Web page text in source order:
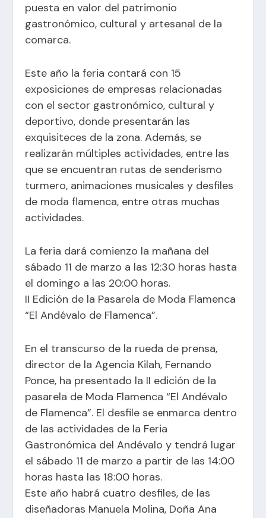
puesta en valor del patrimonio
gastronómico, cultural y artesanal de la
comarca.
Este año la feria contará con 15
exposiciones de empresas relacionadas
con el sector gastronómico, cultural y
deportivo, donde presentarán las
exquisiteces de la zona. Además, se
realizarán múltiples actividades, entre las
que se encuentran rutas de senderismo
turmero, animaciones musicales y desfiles
de moda flamenca, entre otras muchas
actividades.
La feria dará comienzo la mañana del
sábado 11 de marzo a las 12:30 horas hasta
el domingo a las 20:00 horas.
II Edición de la Pasarela de Moda Flamenca
“El Andévalo de Flamenca”.
En el transcurso de la rueda de prensa,
director de la Agencia Kilah, Fernando
Ponce, ha presentado la II edición de la
pasarela de Moda Flamenca “El Andévalo
de Flamenca”. El desfile se enmarca dentro
de las actividades de la Feria
Gastronómica del Andévalo y tendrá lugar
el sábado 11 de marzo a partir de las 14:00
horas hasta las 18:00 horas.
Este año habrá cuatro desfiles, de las
diseñadoras Manuela Molina, Doña Ana